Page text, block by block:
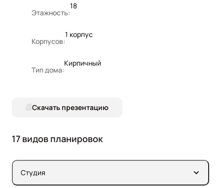
Этажность:
18
Корпусов:
1 корпус
Тип дома:
Кирпичный
Скачать презентацию
17 видов планировок
Студия